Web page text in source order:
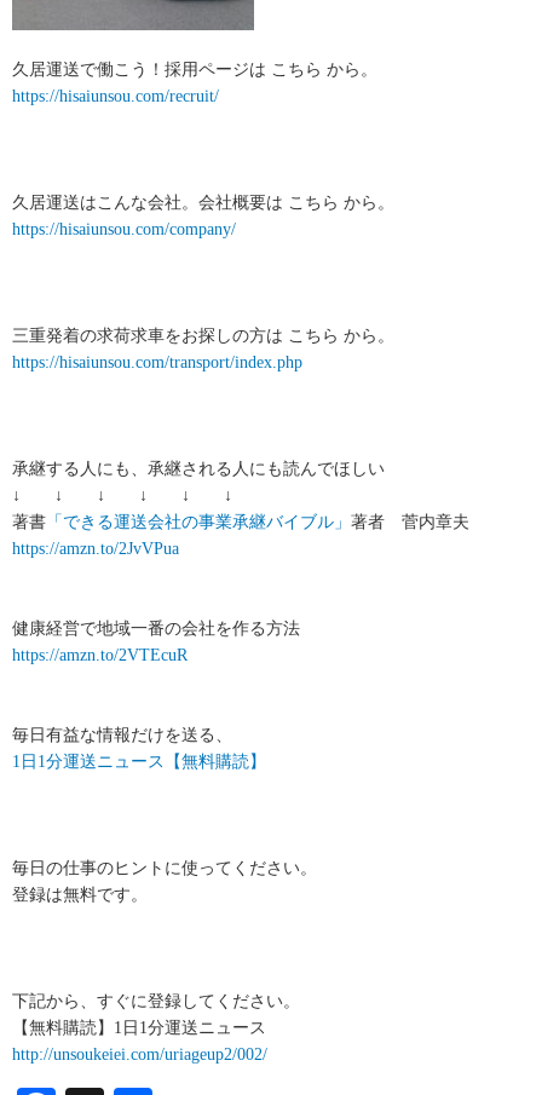
久居運送で働こう！採用ページは こちら から。
https://hisaiunsou.com/recruit/
久居運送はこんな会社。会社概要は こちら から。
https://hisaiunsou.com/company/
三重発着の求荷求車をお探しの方は こちら から。
https://hisaiunsou.com/transport/index.php
承継する人にも、承継される人にも読んでほしい
↓ ↓ ↓ ↓ ↓ ↓
著書 「できる運送会社の事業承継バイブル」 著者 菅内章夫
https://amzn.to/2JvVPua
健康経営で地域一番の会社を作る方法
https://amzn.to/2VTEcuR
毎日有益な情報だけを送る、
1日1分運送ニュース【無料購読】
毎日の仕事のヒントに使ってください。
登録は無料です。
下記から、すぐに登録してください。
【無料購読】1日1分運送ニュース
http://unsoukeiei.com/uriageup2/002/